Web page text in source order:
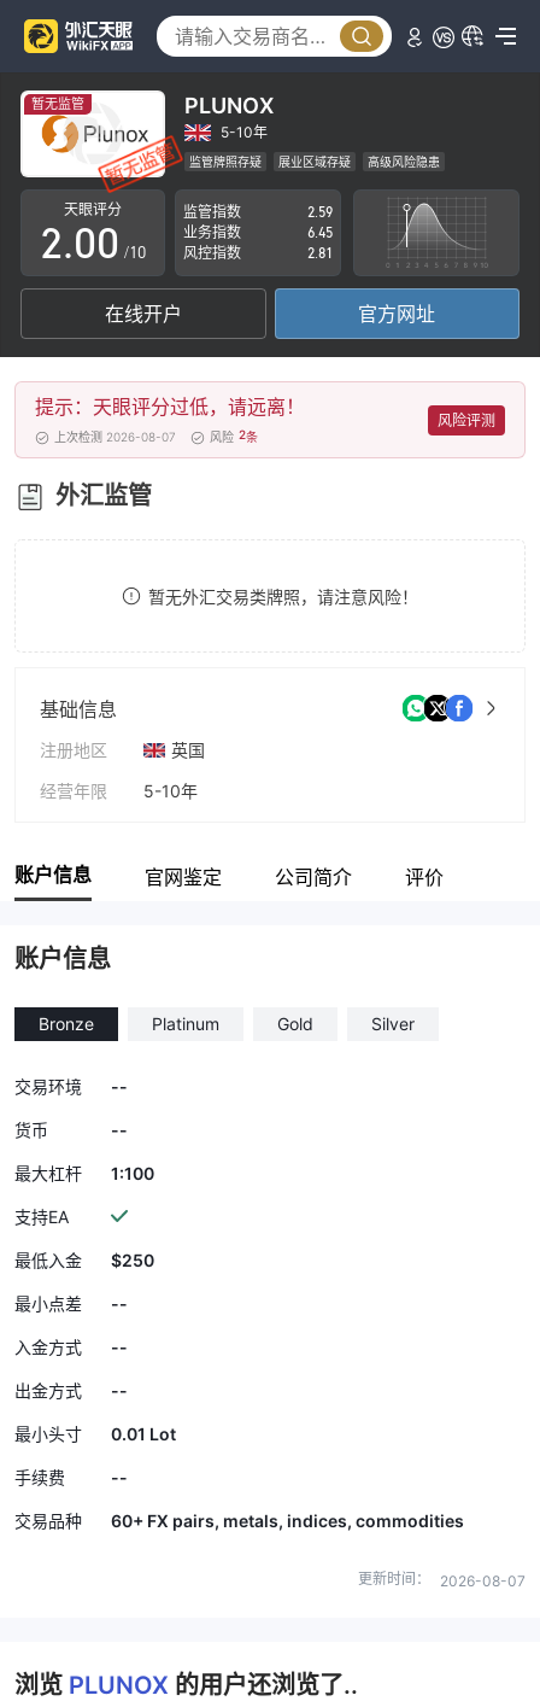
暂无监管 PLUNOX
5-10年
监管牌照存疑 展业区域存疑 高级风险隐患
天眼评分
0
1
2
3
4
5
6
7
8
.0
1
2
3
4
5
6
0
1
2
3
4
5
6
/10
监管指数
2.59
业务指数
6.45
风控指数
2.81
在线开户 官方网址
提示：天眼评分过低，请远离！
上次检测 2026-08-07 风险 2条
风险评测
外汇监管
暂无外汇交易类牌照，请注意风险！
基础信息
注册地区
英国
经营年限
5-10年
账户信息 官网鉴定 公司简介 评价
账户信息
Bronze Platinum Gold Silver
交易环境 --
货币 --
最大杠杆 1:100
支持EA
最低入金 $250
最小点差 --
入金方式 --
出金方式 --
最小头寸 0.01 Lot
手续费 --
交易品种 60+ FX pairs, metals, indices, commodities
更新时间： 2026-08-07
浏览 PLUNOX 的用户还浏览了..